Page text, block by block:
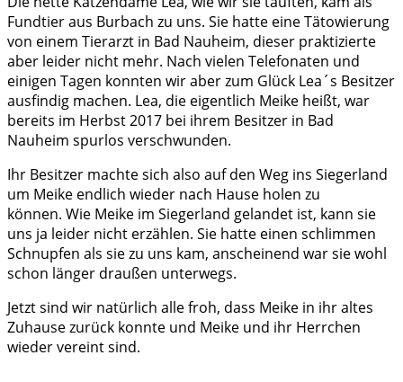
Fundtier aus Burbach zu uns. Sie hatte eine Tätowierung
von einem Tierarzt in Bad Nauheim, dieser praktizierte
aber leider nicht mehr. Nach vielen Telefonaten und
einigen Tagen konnten wir aber zum Glück Lea´s Besitzer
ausfindig machen. Lea, die eigentlich Meike heißt, war
bereits im Herbst 2017 bei ihrem Besitzer in Bad
Nauheim spurlos verschwunden.
Ihr Besitzer machte sich also auf den Weg ins Siegerland
um Meike endlich wieder nach Hause holen zu
können. Wie Meike im Siegerland gelandet ist, kann sie
uns ja leider nicht erzählen. Sie hatte einen schlimmen
Schnupfen als sie zu uns kam, anscheinend war sie wohl
schon länger draußen unterwegs.
Jetzt sind wir natürlich alle froh, dass Meike in ihr altes
Zuhause zurück konnte und Meike und ihr Herrchen
wieder vereint sind.